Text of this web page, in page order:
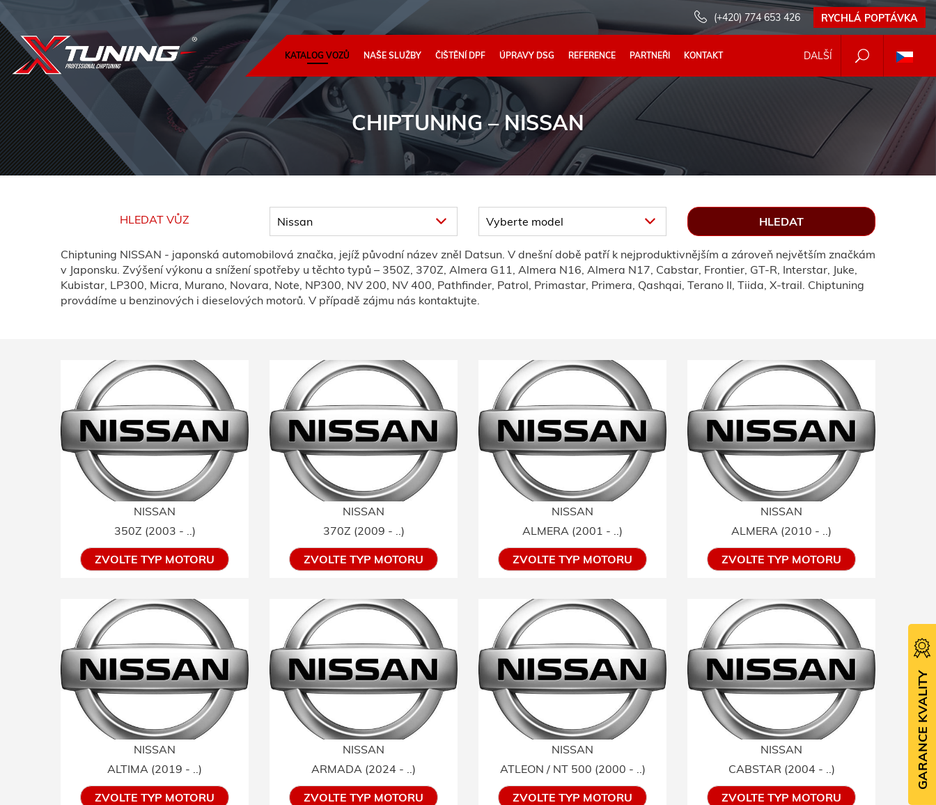
(+420) 774 653 426 RYCHLÁ POPTÁVKA
DALŠÍ
KATALOG VOZŮ NAŠE SLUŽBY ČIŠTĚNÍ DPF ÚPRAVY DSG REFERENCE PARTNEŘI KONTAKT
CHIPTUNING– NISSAN
HLEDAT VŮZ
Chiptuning NISSAN - japonská automobilová značka, jejíž původní název zněl Datsun. V dnešní době patří k nejproduktivnějším a zároveň největším značkám
v Japonsku. Zvýšení výkonu a snížení spotřeby u těchto typů – 350Z, 370Z, Almera G11, Almera N16, Almera N17, Cabstar, Frontier, GT-R, Interstar, Juke,
Kubistar, LP300, Micra, Murano, Novara, Note, NP300, NV 200, NV 400, Pathfinder, Patrol, Primastar, Primera, Qashqai, Terano II, Tiida, X-trail. Chiptuning
provádíme u benzinových i dieselových motorů. V případě zájmu nás kontaktujte.
NISSAN
350Z (2003 - ..)
ZVOLTE TYP MOTORU
NISSAN
370Z (2009 - ..)
ZVOLTE TYP MOTORU
NISSAN
ALMERA (2001 - ..)
ZVOLTE TYP MOTORU
NISSAN
ALMERA (2010 - ..)
ZVOLTE TYP MOTORU
NISSAN
ALTIMA (2019 - ..)
ZVOLTE TYP MOTORU
NISSAN
ARMADA (2024 - ..)
ZVOLTE TYP MOTORU
NISSAN
ATLEON / NT 500 (2000 - ..)
ZVOLTE TYP MOTORU
NISSAN
CABSTAR (2004 - ..)
ZVOLTE TYP MOTORU
GARANCE KVALITY